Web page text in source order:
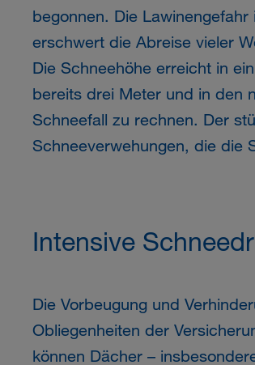
begonnen. Die
erschwert die Abreise vieler
Die Schneehöhe erreicht in
bereits drei Meter und in den
Schneefall zu rechnen. Der
Schneeverwehungen, die die
Intensive
Die Vorbeugung und
Obliegenheiten der
können Dächer –